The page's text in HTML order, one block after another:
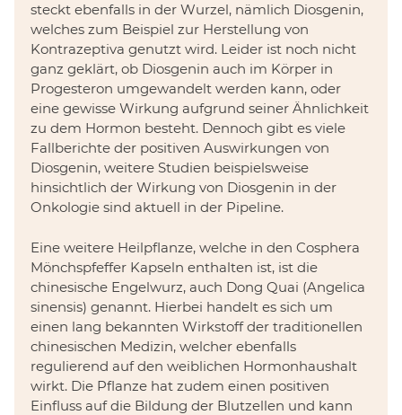
steckt ebenfalls in der Wurzel, nämlich Diosgenin,
welches zum Beispiel zur Herstellung von
Kontrazeptiva genutzt wird. Leider ist noch nicht
ganz geklärt, ob Diosgenin auch im Körper in
Progesteron umgewandelt werden kann, oder
eine gewisse Wirkung aufgrund seiner Ähnlichkeit
zu dem Hormon besteht. Dennoch gibt es viele
Fallberichte der positiven Auswirkungen von
Diosgenin, weitere Studien beispielsweise
hinsichtlich der Wirkung von Diosgenin in der
Onkologie sind aktuell in der Pipeline.
Eine weitere Heilpflanze, welche in den Cosphera
Mönchspfeffer Kapseln enthalten ist, ist die
chinesische Engelwurz, auch Dong Quai (Angelica
sinensis) genannt. Hierbei handelt es sich um
einen lang bekannten Wirkstoff der traditionellen
chinesischen Medizin, welcher ebenfalls
regulierend auf den weiblichen Hormonhaushalt
wirkt. Die Pflanze hat zudem einen positiven
Einfluss auf die Bildung der Blutzellen und kann